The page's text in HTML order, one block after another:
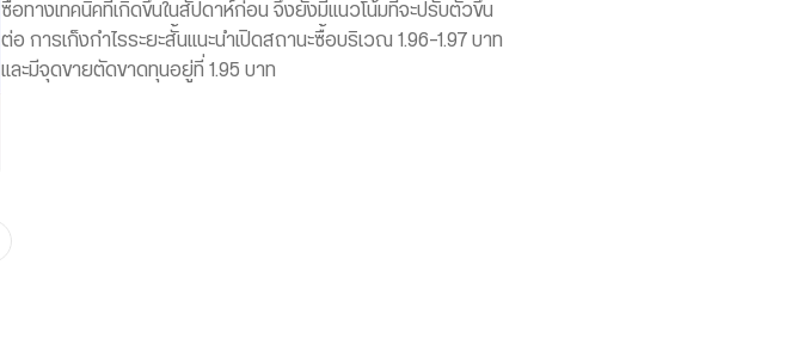
ซื้อทางเทคนิคที่เกิดขึ้นในสัปดาห์ก่อน จึงยังมีแนวโน้มที่จะปรับตัวขึ้น
ต่อ การเก็งกำไรระยะสั้นแนะนำเปิดสถานะซื้อบริเวณ 1.96-1.97 บาท
และมีจุดขายตัดขาดทุนอยู่ที่ 1.95 บาท